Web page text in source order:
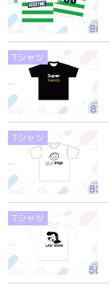
Tシャツ
Tシャツ
Tシャツ